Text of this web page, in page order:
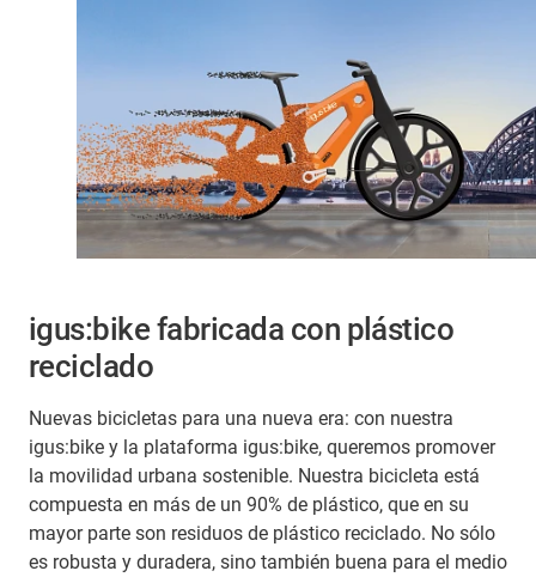
igus:bike fabricada con plástico
reciclado
Nuevas bicicletas para una nueva era: con nuestra
igus:bike y la plataforma igus:bike, queremos promover
la movilidad urbana sostenible. Nuestra bicicleta está
compuesta en más de un 90% de plástico, que en su
mayor parte son residuos de plástico reciclado. No sólo
es robusta y duradera, sino también buena para el medio